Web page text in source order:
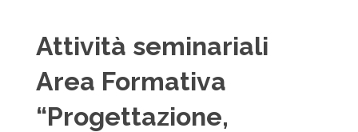
Attività seminariali
Area Formativa
“Progettazione,